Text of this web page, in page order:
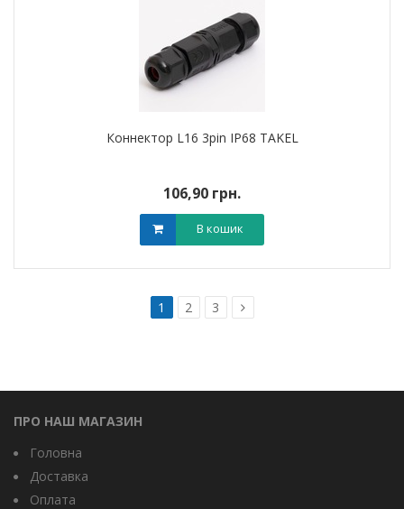
Коннектор L16 3pin IP68 TAKEL
106,90 грн.
В кошик
1 2 3
ПРО НАШ МАГАЗИН
Головна
Доставка
Оплата